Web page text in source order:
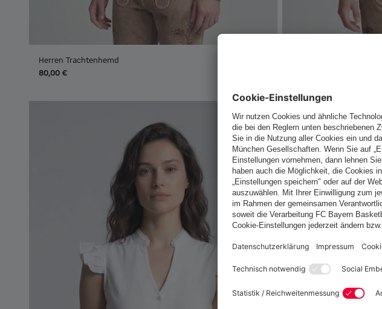
Herren Trachtenhemd
80,00 €
Möchtest du
Ja,